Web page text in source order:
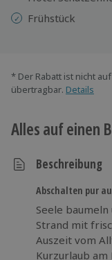
Frühstück
* Der Rabatt ist nicht
übertragbar. Details
Alles auf einen
Beschreibung
Abschalten pur
Seele
Strand mit
Auszeit vom
Kurzurlaub